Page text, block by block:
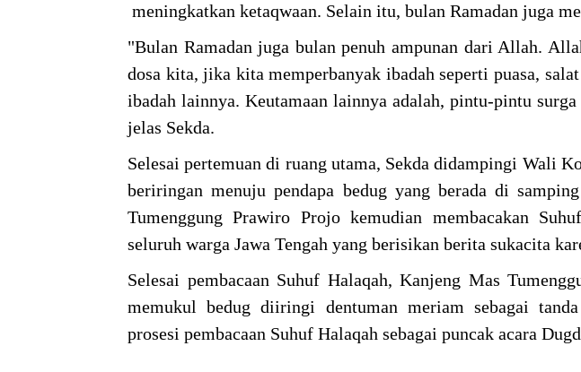
meningkatkan ketaqwaan. Selain itu, bulan Ramadan juga
"Bulan Ramadan juga bulan penuh ampunan dari Allah.
dosa kita, jika kita memperbanyak ibadah seperti puasa,
ibadah lainnya. Keutamaan lainnya adalah, pintu-pintu
jelas Sekda.
Selesai pertemuan di ruang utama, Sekda didampingi Wali
beriringan menuju pendapa bedug yang berada di
Tumenggung Prawiro Projo kemudian membacakan
seluruh warga Jawa Tengah yang berisikan berita sukacita
Selesai pembacaan Suhuf Halaqah, Kanjeng Mas
memukul bedug diiringi dentuman meriam sebagai
prosesi pembacaan Suhuf Halaqah sebagai puncak acara